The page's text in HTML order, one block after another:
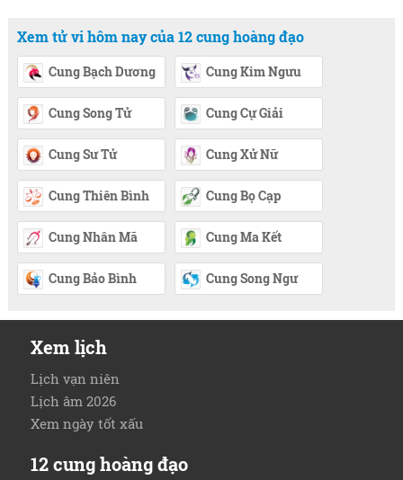
Xem tử vi hôm nay của 12 cung hoàng đạo
Cung Bạch Dương Cung Kim Ngưu
Cung Song Tử Cung Cự Giải
Cung Sư Tử Cung Xử Nữ
Cung Thiên Bình Cung Bọ Cạp
Cung Nhân Mã Cung Ma Kết
Cung Bảo Bình Cung Song Ngư
Xem lịch
Lịch vạn niên
Lịch âm 2026
Xem ngày tốt xấu
12 cung hoàng đạo